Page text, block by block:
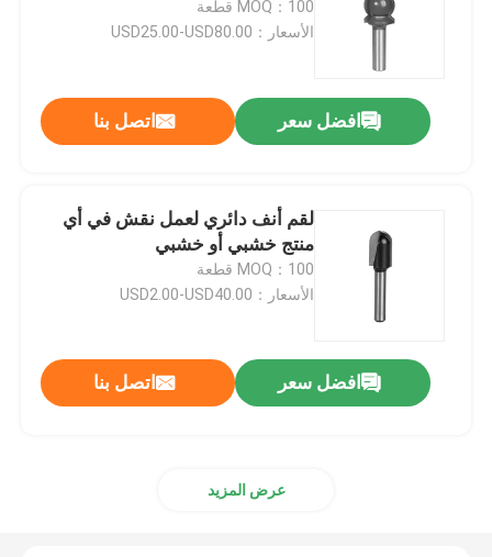
الغاطسة HSS
منشار ثقب كربيد مقلوب
MOQ：100 قطعة
الأسعار：USD25.00-USD80.00
افضل سعر اتصل بنا
لقم أنف دائري لعمل نقش في أي
منتج خشبي أو خشبي
MOQ：100 قطعة
الأسعار：USD2.00-USD40.00
افضل سعر اتصل بنا
عرض المزيد